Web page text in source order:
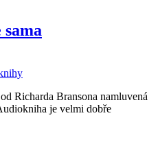
Richarda Bransona namluvená
je velmi dobře